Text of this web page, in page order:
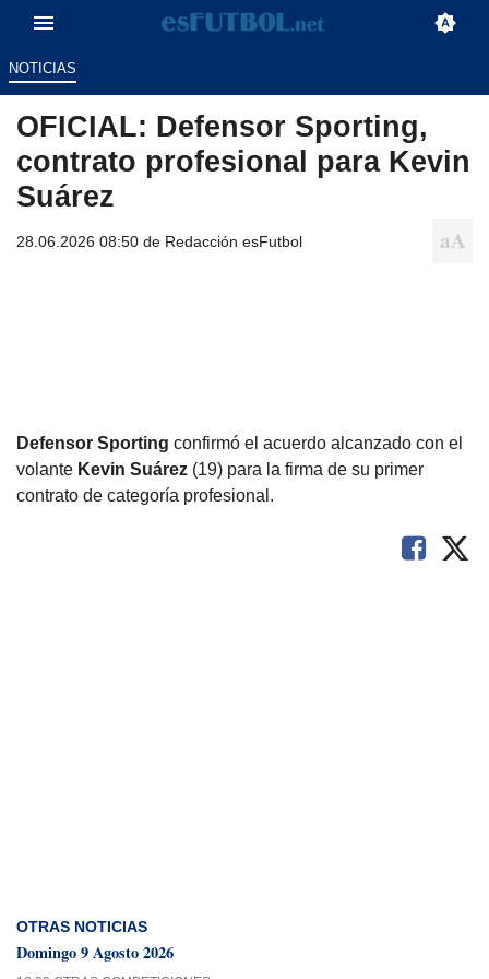
NOTICIAS
OFICIAL: Defensor Sporting,
contrato profesional para Kevin
Suárez
28.06.2026 08:50 de Redacción esFutbol
Defensor Sporting confirmó el acuerdo alcanzado con el
volante Kevin Suárez (19) para la firma de su primer
contrato de categoría profesional.
OTRAS NOTICIAS
Domingo 9 Agosto 2026